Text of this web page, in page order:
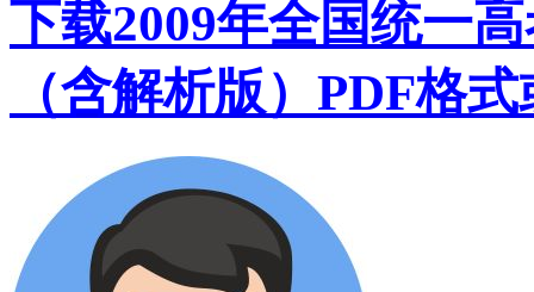
下载2009年全国统一
（含解析版）PDF格